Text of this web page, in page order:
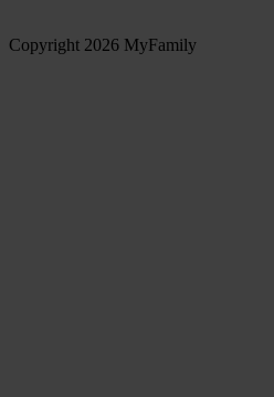
Copyright 2026 MyFamily